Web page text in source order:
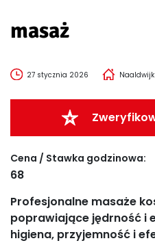
masaż
27 stycznia 2026 Naaldwijk
Cena / Stawka godzinowa:
68
Profesjonalne masaże
poprawiające jędrność i
higiena, przyjemność i